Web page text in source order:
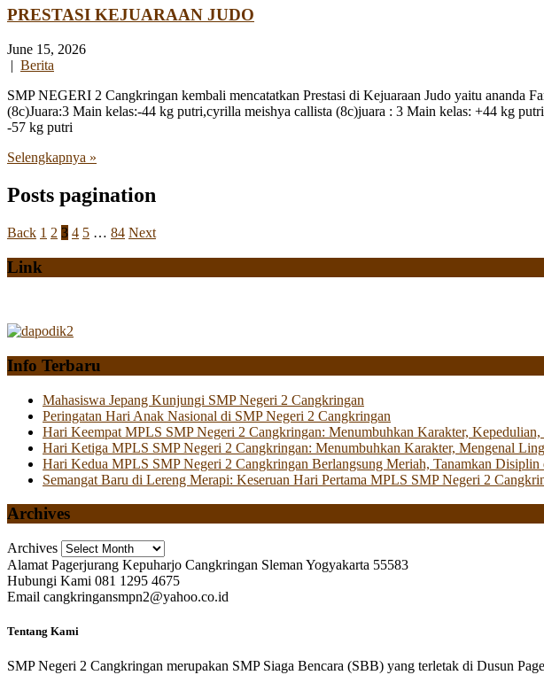
PRESTASI KEJUARAAN JUDO
June 15, 2026
| Berita
SMP NEGERI 2 Cangkringan kembali mencatatkan Prestasi di Kejuaraan Judo yaitu ananda
(8c)Juara:3 Main kelas:-44 kg putri,cyrilla meishya callista (8c)juara : 3 Main kelas: +44 kg
-57 kg putri
Selengkapnya »
Posts pagination
Back 1 2 3 4 5 … 84 Next
Link
Info Terbaru
Mahasiswa Jepang Kunjungi SMP Negeri 2 Cangkringan
Peringatan Hari Anak Nasional di SMP Negeri 2 Cangkringan
Hari Keempat MPLS SMP Negeri 2 Cangkringan: Menumbuhkan Karakter, Kepedulian,
Hari Ketiga MPLS SMP Negeri 2 Cangkringan: Menumbuhkan Karakter, Mengenal
Hari Kedua MPLS SMP Negeri 2 Cangkringan Berlangsung Meriah, Tanamkan
Semangat Baru di Lereng Merapi: Keseruan Hari Pertama MPLS SMP Negeri 2
Archives
Archives
Alamat Pagerjurang Kepuharjo Cangkringan Sleman Yogyakarta 55583
Hubungi Kami 081 1295 4675
Email cangkringansmpn2@yahoo.co.id
Tentang Kami
SMP Negeri 2 Cangkringan merupakan SMP Siaga Bencara (SBB) yang terletak di Dusun